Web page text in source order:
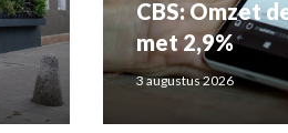
CBS: Omzet
met 2,9%
3 augustus 2026